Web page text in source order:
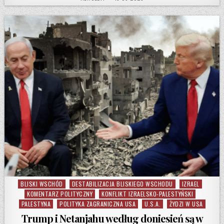
Posted in
BLISKI WSCHÓD DESTABILIZACJA BLISKIEGO WSCHODU
IZRAEL
KOMENTARZ POLITYCZNY
KONFLIKT IZRAELSKO-PALESTYŃSKI
PALESTYNA
POLITYKA ZAGRANICZNA USA U.S.A. ŻYDZI W USA
Trump i Netanjahu według doniesień są w